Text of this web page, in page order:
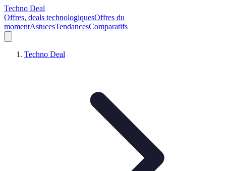
Techno Deal
Offres, deals technologiquesOffres du
momentAstucesTendancesComparatifs
Techno Deal